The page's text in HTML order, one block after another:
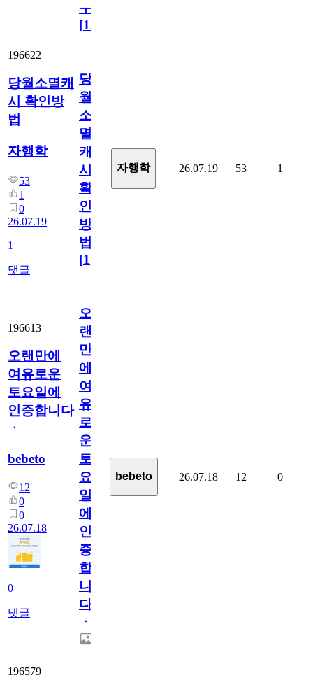
ㅜ
[15
196622
당월소멸캐
시 확인방
법
자행학
53
1
0
26.07.19
1
댓글
당
월
소
멸
캐
시
확
인
방
법
[1]
자행학 26.07.19 53 1
196613
오랜만에
여유로운
토요일에
인증합니다
ㆍ
bebeto
12
0
0
26.07.18
0
댓글
오
랜
만
에
여
유
로
운
토
요
일
에
인
증
합
니
다
ㆍ
bebeto 26.07.18 12 0
196579